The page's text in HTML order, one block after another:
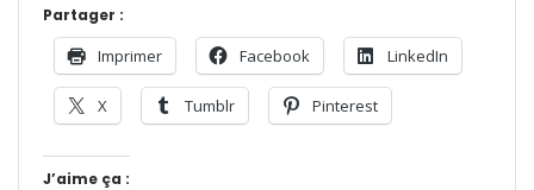
Partager :
Imprimer Facebook LinkedIn
X Tumblr Pinterest
J’aime ça :